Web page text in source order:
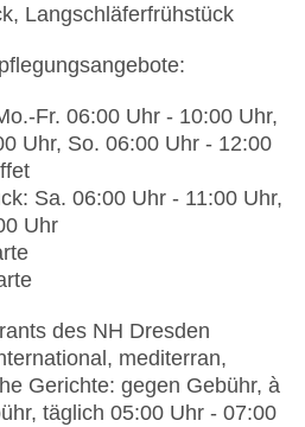
Langschläferfrühstück
Fr. 06:00 Uhr - 10:00 Uhr,
Uhr, So. 06:00 Uhr - 12:00
Sa. 06:00 Uhr - 11:00 Uhr,
Uhr
des NH Dresden
mediterran,
Gerichte: gegen Gebühr, à
täglich 05:00 Uhr - 07:00